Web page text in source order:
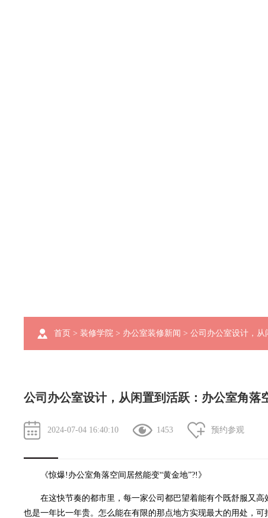
首页 > 装修学院 > 办公室装修新闻 > 公司办公室设计，
公司办公室设计，从闲置到活跃：办公室角落
2024-07-04 16:40:10 1453 预约参观
《惊爆!办公室角落空间居然能变“黄金地”?!》
在这快节奏的都市里，每一家公司都巴望着能有个既舒服又高
也是一年比一年贵。怎么能在有限的那点地方实现最大的用处，